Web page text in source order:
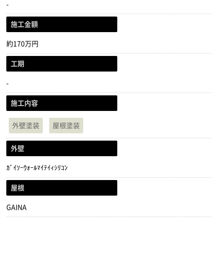
-
施工金額
約170万円
工期
-
施工内容
外壁塗装 屋根塗装
外壁
ｶﾞｲｿｰｳｫｰﾙﾏｲﾃｲｨｼﾘｺﾝ
屋根
GAINA